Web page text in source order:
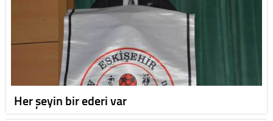
Her şeyin bir ederi var